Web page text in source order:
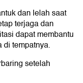
dan lelah saat
terjaga dan
dapat membantu
di tempatnya.
setelah